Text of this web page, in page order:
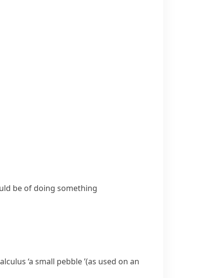
be of doing something
‘a small pebble ’(as used on an